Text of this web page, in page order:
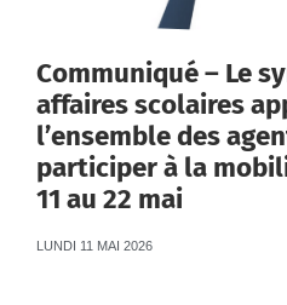
Communiqué – Le
affaires scolaires
l’ensemble des
participer à la
11 au 22 mai
LUNDI 11 MAI 2026